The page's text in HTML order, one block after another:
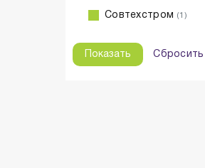
Совтехстром (1)
Сбросить